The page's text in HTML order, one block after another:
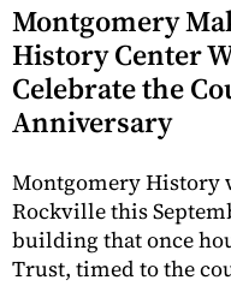
Montgomery
History Center
Celebrate the
Anniversary
Montgomery History
Rockville this
building that once
Trust, timed to the